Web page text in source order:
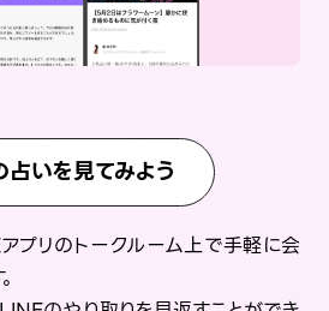
占いを見てみよう
プリのトークルーム上で手軽に会